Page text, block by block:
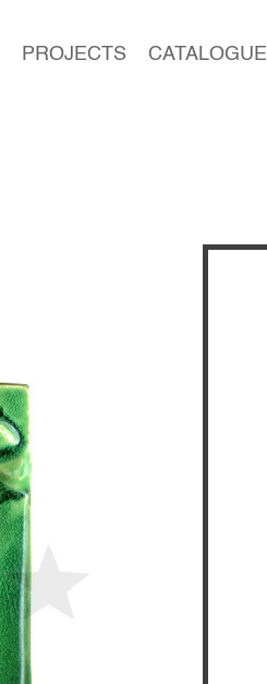
PROJECTS CATALOGUE